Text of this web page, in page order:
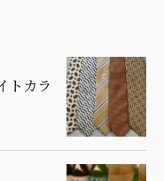
トカラ